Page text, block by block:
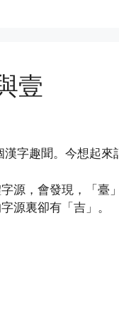
壹
字趣聞。今想起來
源，會發現，「臺
源裏卻有「吉」。